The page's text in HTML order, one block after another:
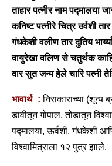
ताहार पत्नीर नाम पद्मालया
कनिष्ट पत्नीरे चित्र उर्वशी
गंधकेशी वलीण तार दुतिय
वायुरेखा वलिण से चतुर्थक
वार सुत जन्म हेले चारि पत्नी
भावार्थ : निराकाराच्या (शून्य
डावीतून गोपाल, तोंडातून
पद्मालया, ऊर्वशी, गंधकेशी
विश्वामित्राला १२ पुत्र झाले.